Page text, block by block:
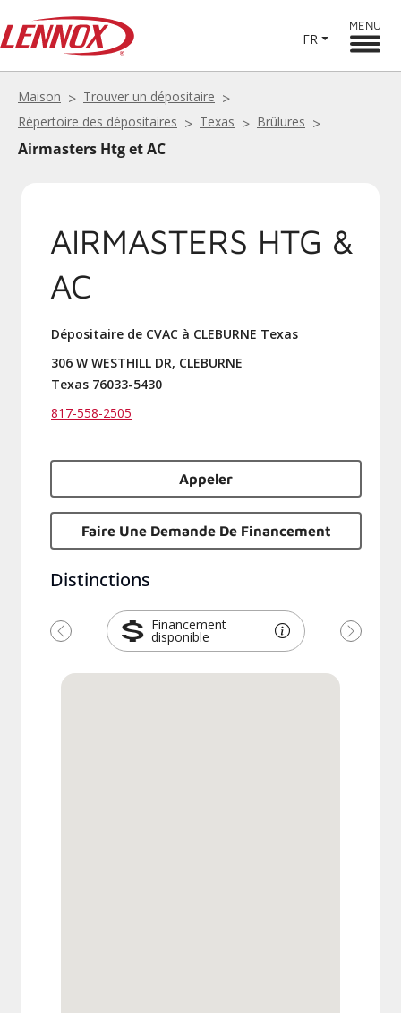
FR
MENU
Maison
Trouver un dépositaire
Répertoire des dépositaires
Texas Brûlures
Airmasters Htg et AC
AIRMASTERS HTG &
AC
Dépositaire de CVAC à CLEBURNE Texas
306 W WESTHILL DR, CLEBURNE
Texas 76033-5430
817-558-2505
Appeler
Faire Une Demande De Financement
Distinctions
Financement
disponible
Précédent Suivant